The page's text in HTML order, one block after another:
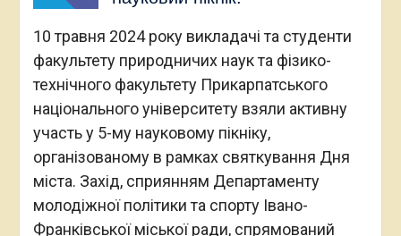
10 травня 2024 року викладачі та студенти
факультету природничих наук та фізико-
технічного факультету Прикарпатського
національного університету взяли активну
участь у 5-му науковому пікніку,
організованому в рамках святкування Дня
міста. Захід, сприянням Департаменту
молодіжної політики та спорту Івано-
Франківської міської ради, спрямований